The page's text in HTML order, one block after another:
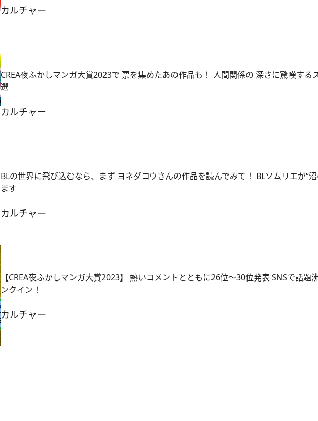
カルチャー
CREA夜ふかしマンガ大賞2023で 票を集めたあの作品も！ 人間関係の 深さに驚嘆する
選
カルチャー
BLの世界に飛び込むなら、まず ヨネダコウさんの作品を読んでみて！ BLソムリエが“
ます
カルチャー
【CREA夜ふかしマンガ大賞2023】 熱いコメントとともに26位～30位発表 SNSで話題
ンクイン！
カルチャー